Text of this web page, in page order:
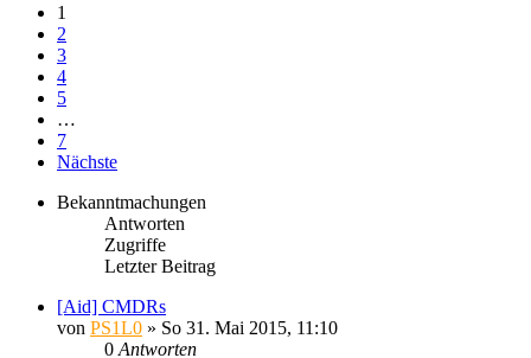
1
2
3
4
5
…
7
Nächste
Bekanntmachungen
Antworten
Zugriffe
Letzter Beitrag
[Aid] CMDRs
von PS1L0 » So 31. Mai 2015, 11:10
0 Antworten